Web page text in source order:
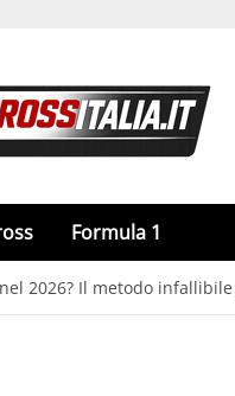
Formula 1
2026? Il metodo